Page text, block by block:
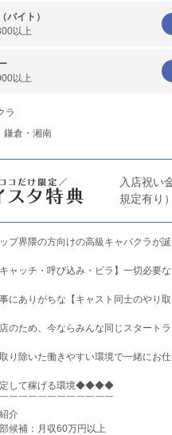
バイト）
以上
以上
ラ
鎌倉・湘南
入店祝い
規定有り）
プ界隈の方向けの高級キャバクラが誕
ャッチ・呼び込み・ビラ】一切必要な
にありがちな【キャスト同士のやり
のため、今ならみんな同じスタート
り除いた働きやすい環境で一緒にお
て稼げる環境◆◆◆◆
￣￣￣￣￣￣￣￣￣￣￣
介
候補：月収60万円以上